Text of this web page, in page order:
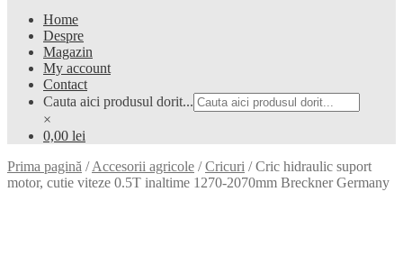
Home
Despre
Magazin
My account
Contact
Cauta aici produsul dorit...
×
0,00 lei
Prima pagină /Accesorii agricole /Cricuri /Cric hidraulic suport
motor, cutie viteze 0.5T inaltime 1270-2070mm Breckner Germany